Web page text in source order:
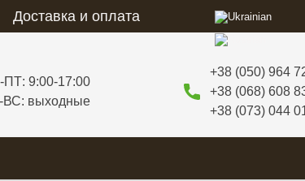
Доставка и оплата
9:00-17:00
выходные
+38 (050) 964
+38 (068) 608
+38 (073) 044